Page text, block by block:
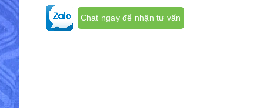
Chat ngay để nhận tư vấn